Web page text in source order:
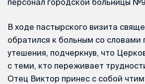
персонал городской больницы
В ходе пастырского визита
обратился к больным со
утешения, подчеркнув, что
с теми, кто переживает
Отец Виктор принес с собой